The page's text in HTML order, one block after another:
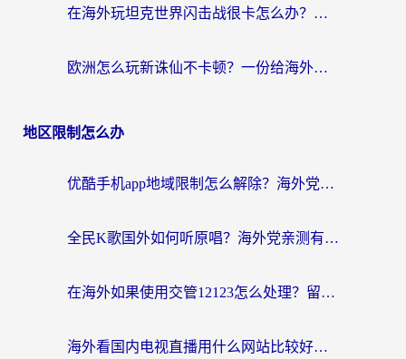
在海外玩坦克世界闪击战很卡怎么办？老玩家亲测有效的加速器选择指南
欧洲怎么玩新诛仙不卡顿？一份给海外游子的国服游戏畅玩指南
地区限制怎么办
优酷手机app地域限制怎么解除？海外党亲测有效的追剧方案
全民K歌国外如何听原唱？海外党亲测有效的回国加速器选择指南
在海外如果使用交管12123怎么处理？留学生亲测有效的回国加速方案
海外看国内电视直播用什么网站比较好？一篇解决你所有追剧难题的实用指南